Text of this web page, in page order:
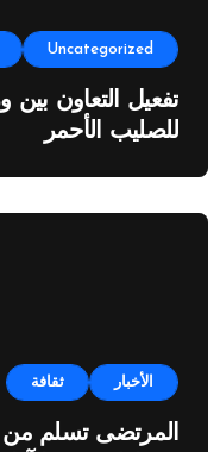
Uncategorized
تفعيل التعاون بين
للصليب الأحمر
الأخبار ثقافة
المرتضى تسلم من